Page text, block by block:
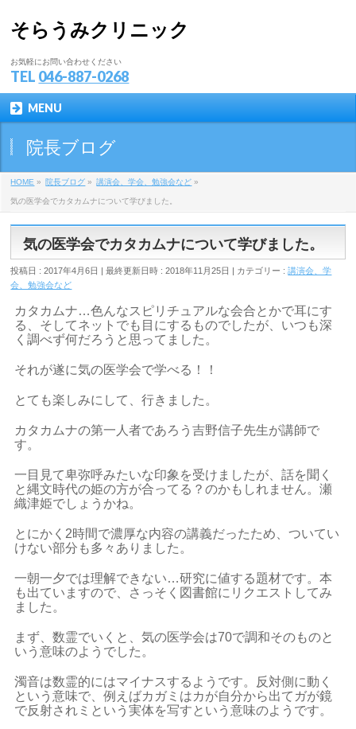
そらうみクリニック
お気軽にお問い合わせください
TEL 046-887-0268
MENU
院長ブログ
HOME » 院長ブログ » 講演会、学会、勉強会など »
気の医学会でカタカムナについて学びました。
気の医学会でカタカムナについて学びました。
投稿日 : 2017年4月6日 最終更新日時 : 2018年11月25日 カテゴリー :講演会、学
会、勉強会など
カタカムナ…色んなスピリチュアルな会合とかで耳にす
る、そしてネットでも目にするものでしたが、いつも深
く調べず何だろうと思ってました。
それが遂に気の医学会で学べる！！
とても楽しみにして、行きました。
カタカムナの第一人者であろう吉野信子先生が講師で
す。
一目見て卑弥呼みたいな印象を受けましたが、話を聞く
と縄文時代の姫の方が合ってる？のかもしれません。瀬
織津姫でしょうかね。
とにかく2時間で濃厚な内容の講義だったため、ついてい
けない部分も多々ありました。
一朝一夕では理解できない…研究に値する題材です。本
も出ていますので、さっそく図書館にリクエストしてみ
ました。
まず、数霊でいくと、気の医学会は70で調和そのものと
いう意味のようでした。
濁音は数霊的にはマイナスするようです。反対側に動く
という意味で、例えばカガミはカが自分から出てガが鏡
で反射されミという実体を写すという意味のようです。